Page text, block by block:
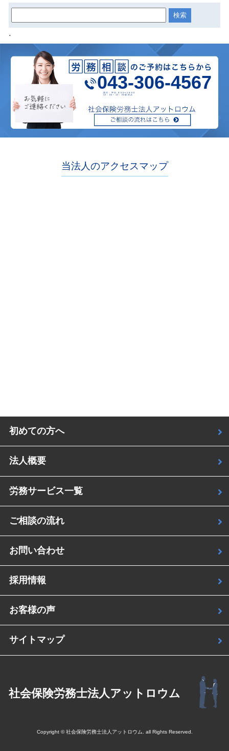
.
043-306-4567
受付：平日 9:00〜18:00
12：00～13：00昼休み
当法人のアクセスマップ
初めての方へ
法人概要
労務サービス一覧
ご相談の流れ
お問い合わせ
採用情報
お客様の声
サイトマップ
社会保険労務士法人アットロウム
Copyright © 社会保険労務士法人アットロウム. all Rights Reserved.